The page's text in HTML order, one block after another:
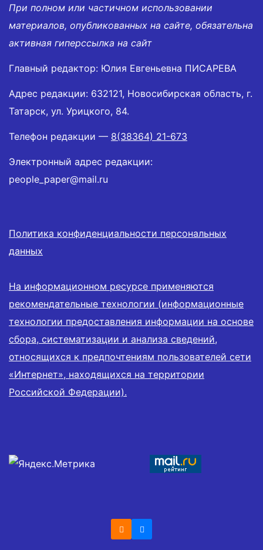
При полном или частичном использовании
материалов, опубликованных на сайте, обязательна
активная гиперссылка на сайт
Главный редактор: Юлия Евгеньевна ПИСАРЕВА
Адрес редакции: 632121, Новосибирская область, г.
Татарск, ул. Урицкого, 84.
Телефон редакции — 8(38364) 21-673
Электронный адрес редакции:
people_paper@mail.ru
Политика конфиденциальности персональных
данных
На информационном ресурсе применяются
рекомендательные технологии (информационные
технологии предоставления информации на основе
сбора, систематизации и анализа сведений,
относящихся к предпочтениям пользователей сети
«Интернет», находящихся на территории
Российской Федерации).